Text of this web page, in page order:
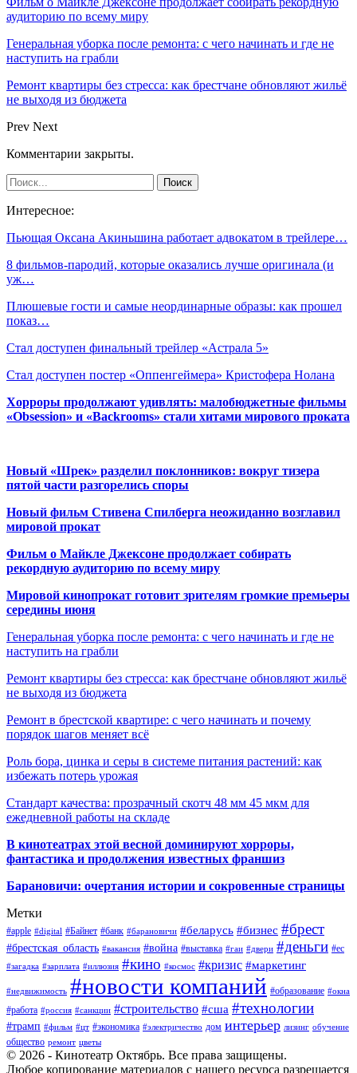
аудиторию по всему миру
Генеральная уборка после ремонта: с чего начинать и где не
наступить на грабли
Ремонт квартиры без стресса: как брестчане обновляют жильё
не выходя из бюджета
Prev Next
Комментарии закрыты.
Интересное:
Пьющая Оксана Акиньшина работает адвокатом в трейлере…
8 фильмов-пародий, которые оказались лучше оригинала (и
уж…
Плюшевые гости и самые неординарные образы: как прошел
показ…
Стал доступен финальный трейлер «Астрала 5»
Стал доступен постер «Оппенгеймера» Кристофера Нолана
Хорроры продолжают удивлять: малобюджетные фильмы
«Obsession» и «Backrooms» стали хитами мирового проката
Новый «Шрек» разделил поклонников: вокруг тизера
пятой части разгорелись споры
Новый фильм Стивена Спилберга неожиданно возглавил
мировой прокат
Фильм о Майкле Джексоне продолжает собирать
рекордную аудиторию по всему миру
Мировой кинопрокат готовит зрителям громкие премьеры
середины июня
Генеральная уборка после ремонта: с чего начинать и где не
наступить на грабли
Ремонт квартиры без стресса: как брестчане обновляют жильё
не выходя из бюджета
Ремонт в брестской квартире: с чего начинать и почему
порядок шагов меняет всё
Роль бора, цинка и серы в системе питания растений: как
избежать потерь урожая
Стандарт качества: прозрачный скотч 48 мм 45 мкм для
ежедневной работы на складе
В кинотеатрах этой весной доминируют хорроры,
фантастика и продолжения известных франшиз
Барановичи: очертания истории и сокровенные страницы
Метки
#apple #digital #Байнет #банк #барановичи #беларусь #бизнес #брест
#брестская_область #вакансия #война #выставка #гаи #двери #деньги #ес
#загадка #зарплата #иллюзия #кино #космос #кризис #маркетинг
#недвижимость #новости компаний #образование #окна
#работа #россия #санкции #строительство #сша #технологии
#трамп #фильм #цт #экономика #электричество дом интерьер лизинг обучение
общество ремонт цветы
© 2026 - Кинотеатр Октябрь. Все права защищены.
Любое копирование материалов с нашего ресурса разрешается